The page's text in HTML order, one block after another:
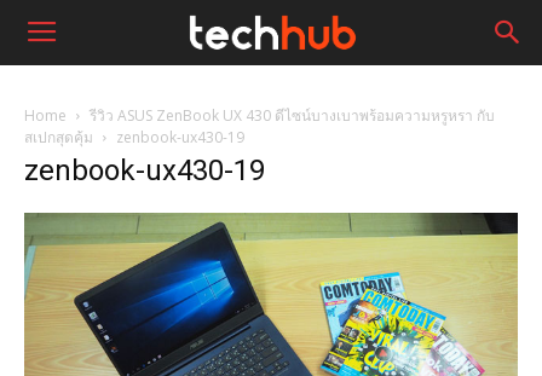
Home
รีวิว ASUS ZenBook UX 430 ดีไซน์บางเบาพร้อมความหรูหรา กับ
สเปกสุดคุ้ม
zenbook-ux430-19
zenbook-ux430-19